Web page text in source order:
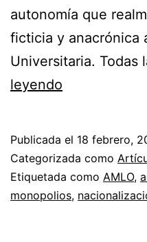
autonomía que
ficticia y anacrónica
Universitaria. Todas
leyendo
reguladores
Publicada el 18 febrero,
Categorizada como
Etiquetada como AMLO,
monopolios,